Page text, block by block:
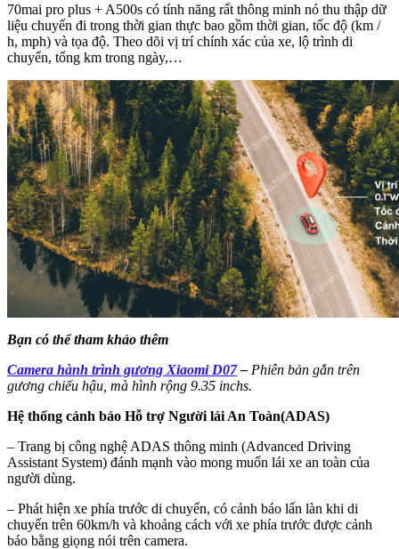
70mai pro plus + A500s có tính năng rất thông minh nó thu thập dữ
liệu chuyến đi trong thời gian thực bao gồm thời gian, tốc độ (km /
h, mph) và tọa độ. Theo dõi vị trí chính xác của xe, lộ trình di
chuyển, tổng km trong ngày,…
Bạn có thể tham khảo thêm
Camera hành trình gương Xiaomi D07 – Phiên bản gắn trên
gương chiếu hậu, mà hình rộng 9.35 inchs.
Hệ thống cảnh báo Hỗ trợ Người lái An Toàn(ADAS)
– Trang bị công nghệ ADAS thông minh (Advanced Driving
Assistant System) đánh mạnh vào mong muốn lái xe an toàn của
người dùng.
– Phát hiện xe phía trước di chuyển, có cảnh báo lấn làn khi di
chuyển trên 60km/h và khoảng cách với xe phía trước được cảnh
báo bằng giọng nói trên camera.